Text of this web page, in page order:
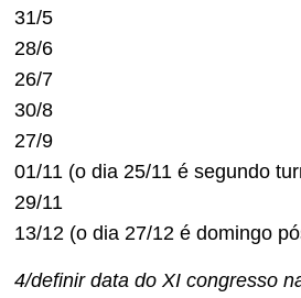
31/5
28/6
26/7
30/8
27/9
01/11 (o dia 25/11 é segundo
29/11
13/12 (o dia 27/12 é domingo
4/definir data do XI congresso